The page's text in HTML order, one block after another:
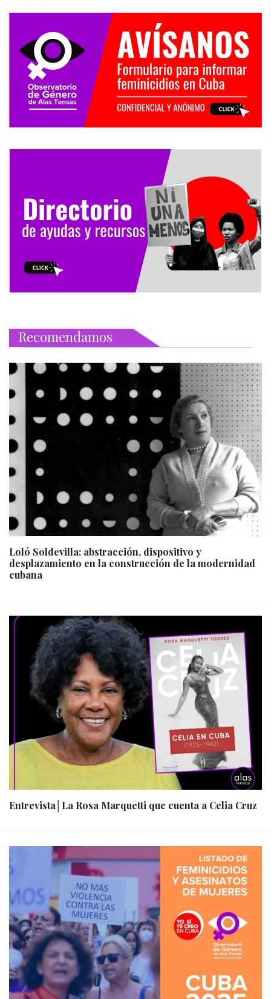
Recomendamos
Loló Soldevilla: abstracción, dispositivo y
desplazamiento en la construcción de la modernidad
cubana
Entrevista│La Rosa Marquetti que cuenta a Celia Cruz